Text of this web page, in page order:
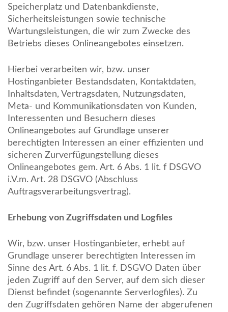
Speicherplatz und Datenbankdienste,
Sicherheitsleistungen sowie technische
Wartungsleistungen, die wir zum Zwecke des
Betriebs dieses Onlineangebotes einsetzen.
Hierbei verarbeiten wir, bzw. unser
Hostinganbieter Bestandsdaten, Kontaktdaten,
Inhaltsdaten, Vertragsdaten, Nutzungsdaten,
Meta- und Kommunikationsdaten von Kunden,
Interessenten und Besuchern dieses
Onlineangebotes auf Grundlage unserer
berechtigten Interessen an einer effizienten und
sicheren Zurverfügungstellung dieses
Onlineangebotes gem. Art. 6 Abs. 1 lit. f DSGVO
i.V.m. Art. 28 DSGVO (Abschluss
Auftragsverarbeitungsvertrag).
Erhebung von Zugriffsdaten und Logfiles
Wir, bzw. unser Hostinganbieter, erhebt auf
Grundlage unserer berechtigten Interessen im
Sinne des Art. 6 Abs. 1 lit. f. DSGVO Daten über
jeden Zugriff auf den Server, auf dem sich dieser
Dienst befindet (sogenannte Serverlogfiles). Zu
den Zugriffsdaten gehören Name der abgerufenen